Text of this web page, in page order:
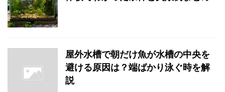
屋外水槽で朝だけ魚が水槽の中央を
避ける原因は？端ばかり泳ぐ時を解
説